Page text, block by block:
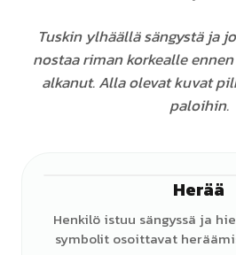
Tuskin ylhäällä sängystä ja
nostaa riman korkealle
alkanut. Alla olevat kuvat
paloihin.
Herää
Henkilö istuu sängyssä ja
symbolit osoittavat